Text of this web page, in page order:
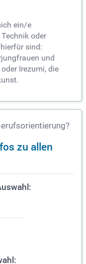
ein/e
oder
sind:
und
Irezumi, die
zu allen